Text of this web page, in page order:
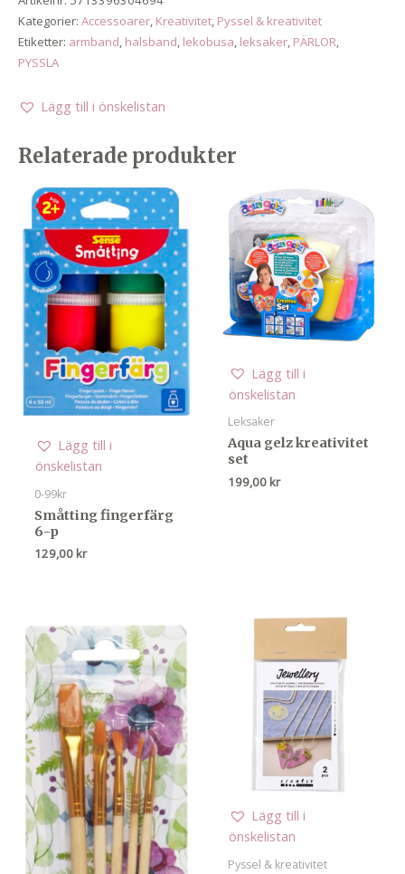
Kategorier: Accessoarer, Kreativitet, Pyssel & kreativitet
Etiketter: armband, halsband, lekobusa, leksaker, PÄRLOR,
PYSSLA
Lägg till i önskelistan
Relaterade produkter
Lägg till i
önskelistan
0-99kr
Småtting fingerfärg
6-p
129,00 kr
Lägg till i
önskelistan
Leksaker
Aqua gelz kreativitet
set
199,00 kr
Lägg till i
önskelistan
Pyssel & kreativitet